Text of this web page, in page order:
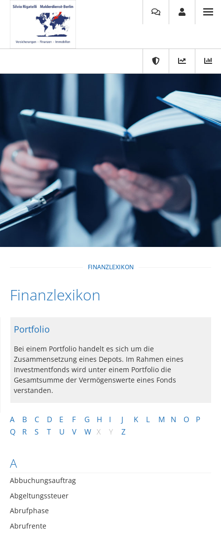
FINANZLEXIKON
Finanzlexikon
A B C D E F G H I J K L M N O
P
Q
R S T U V W X Y Z
A
Abbuchungsauftrag
Abgeltungssteuer
Abrufphase
Abrufrente
Portfolio
Bei einem Portfolio handelt es sich um die
Zusammensetzung eines Depots. Im Rahmen eines
Investmentfonds wird unter einem Portfolio die
Gesamtsumme der Vermögenswerte eines Fonds
verstanden.